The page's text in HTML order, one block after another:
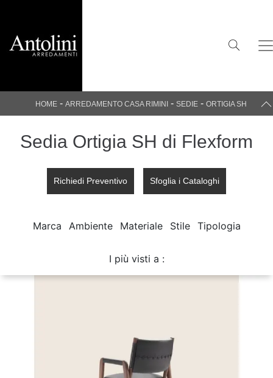
HOME - ARREDAMENTO CASA RIMINI - SEDIE - ORTIGIA SH
Sedia Ortigia SH di Flexform
Richiedi Preventivo Sfoglia i Cataloghi
Marca Ambiente Materiale Stile Tipologia
I più visti a :